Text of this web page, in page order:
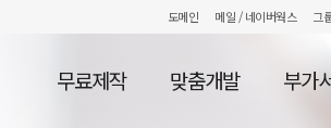
도메인 메일 / 네이버웍스 그
무료제작 맞춤개발 부가